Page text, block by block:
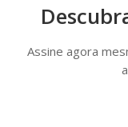
Assine agora